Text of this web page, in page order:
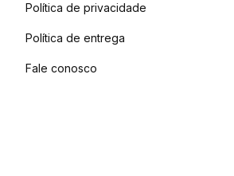
Política de privacidade
Política de entrega
Fale conosco